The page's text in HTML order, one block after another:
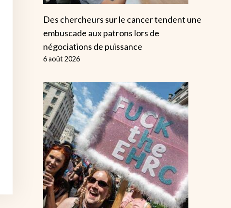
Des chercheurs sur le cancer tendent une
embuscade aux patrons lors de
négociations de puissance
6 août 2026